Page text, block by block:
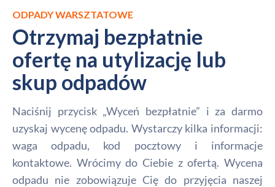
ODPADY WARSZTATOWE
Otrzymaj bezpłatnie
ofertę na utylizację lub
skup odpadów
Naciśnij przycisk „Wyceń bezpłatnie” i za darmo
uzyskaj wycenę odpadu. Wystarczy kilka informacji:
waga odpadu, kod pocztowy i informacje
kontaktowe. Wrócimy do Ciebie z ofertą. Wycena
odpadu nie zobowiązuje Cię do przyjęcia naszej